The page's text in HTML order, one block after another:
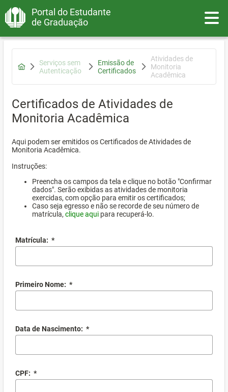
Portal do Estudante
de Graduação
Serviços sem
Autenticação
Emissão de
Certificados
Atividades de
Monitoria
Acadêmica
Certificados de Atividades de
Monitoria Acadêmica
Aqui podem ser emitidos os Certificados de Atividades de
Monitoria Acadêmica.
Instruções:
Preencha os campos da tela e clique no botão "Confirmar
dados". Serão exibidas as atividades de monitoria
exercidas, com opção para emitir os certificados;
Caso seja egresso e não se recorde de seu número de
matrícula, clique aqui para recuperá-lo.
Matrícula: *
Primeiro Nome: *
Data de Nascimento: *
CPF: *